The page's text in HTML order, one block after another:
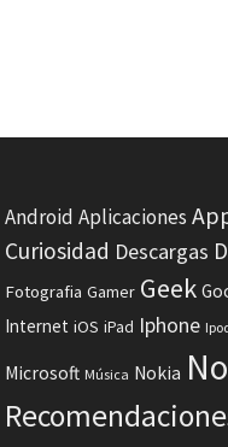
Android Aplicaciones
Curiosidad Descargas
Fotografia Gamer Geek
Internet iOS iPad Iphone
Microsoft Música Nokia